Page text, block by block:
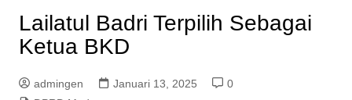
Lailatul Badri Terpilih Sebagai
Ketua BKD
admingen Januari 13, 2025
0